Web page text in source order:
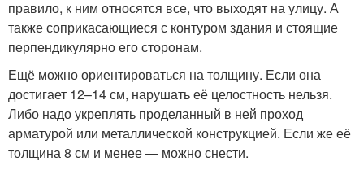
правило, к ним относятся все, что выходят на улицу. А
также соприкасающиеся с контуром здания и стоящие
перпендикулярно его сторонам.
Ещё можно ориентироваться на толщину. Если она
достигает 12–14 см, нарушать её целостность нельзя.
Либо надо укреплять проделанный в ней проход
арматурой или металлической конструкцией. Если же её
толщина 8 см и менее — можно снести.